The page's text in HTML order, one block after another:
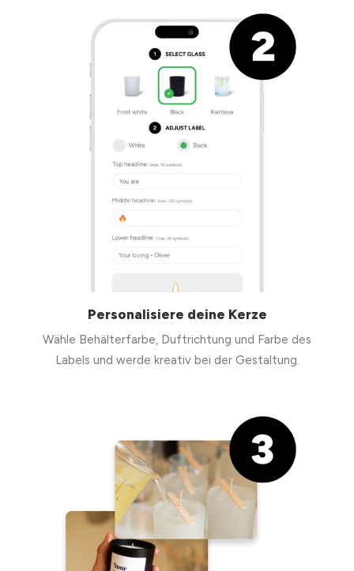
Personalisiere deine Kerze
Wähle Behälterfarbe, Duftrichtung und Farbe des
Labels und werde kreativ bei der Gestaltung.